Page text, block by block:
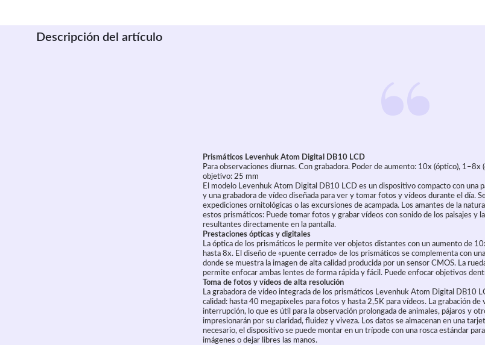
Descripción del artículo
Prismáticos Levenhuk Atom Digital DB10 LCD
Para observaciones diurnas. Con grabadora. Poder de aumento: 10x (óptico), 1–8x
objetivo: 25 mm
El modelo Levenhuk Atom Digital DB10 LCD es un dispositivo compacto con una
y una grabadora de vídeo diseñada para ver y tomar fotos y vídeos durante el día.
expediciones ornitológicas o las excursiones de acampada. Los amantes de la
estos prismáticos: Puede tomar fotos y grabar vídeos con sonido de los paisajes y
resultantes directamente en la pantalla.
Prestaciones ópticas y digitales
La óptica de los prismáticos le permite ver objetos distantes con un aumento de
hasta 8x. El diseño de «puente cerrado» de los prismáticos se complementa con
donde se muestra la imagen de alta calidad producida por un sensor CMOS. La
permite enfocar ambas lentes de forma rápida y fácil. Puede enfocar objetivos
Toma de fotos y vídeos de alta resolución
La grabadora de vídeo integrada de los prismáticos Levenhuk Atom Digital DB10
calidad: hasta 40 megapíxeles para fotos y hasta 2,5K para vídeos. La grabación
interrupción, lo que es útil para la observación prolongada de animales, pájaros y
impresionarán por su claridad, fluidez y viveza. Los datos se almacenan en una
necesario, el dispositivo se puede montar en un trípode con una rosca estándar
imágenes o dejar libres las manos.